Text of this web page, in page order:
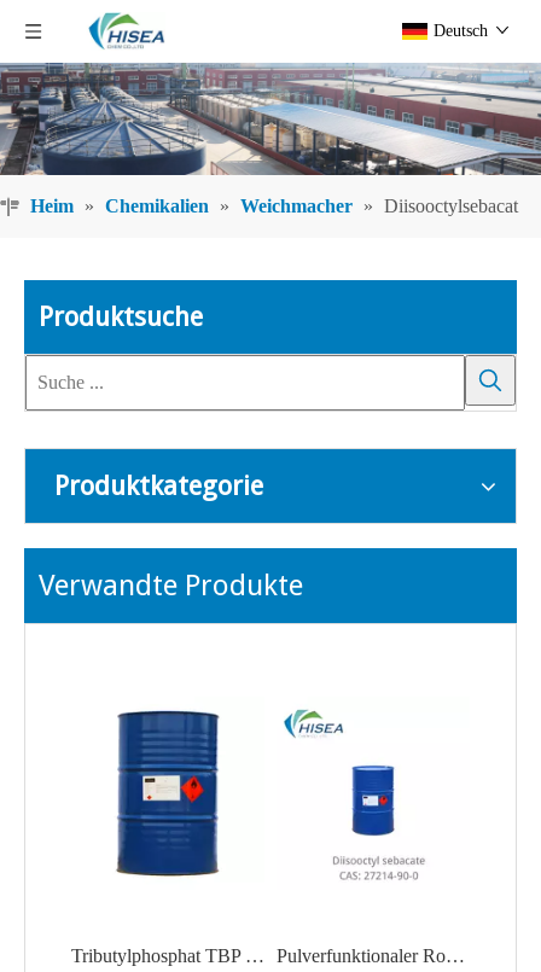
Deutsch
Heim » Chemikalien » Weichmacher » Diisooctylsebacat
Produktsuche
Produktkategorie
Verwandte Produkte
Tributylphosphat TBP CAS 126-73-8 Kaufen Sie Tributylphosphat Lieferant Verkäufer Hersteller Fabrik Pulverfunktionaler Rohstoff Diisooctylsebacat